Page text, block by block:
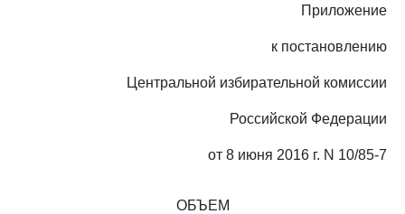
Приложение
к постановлению
Центральной избирательной комиссии
Российской Федерации
от 8 июня 2016 г. N 10/85-7
ОБЪЕМ